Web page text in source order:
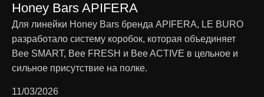
Honey Bars APIFERA
Для линейки Honey Bars бренда APIFERA, LE BURO
разработало систему коробок, которая объединяет
Bee SMART, Bee FRESH и Bee ACTIVE в цельное и
сильное присутствие на полке.
11/03/2026